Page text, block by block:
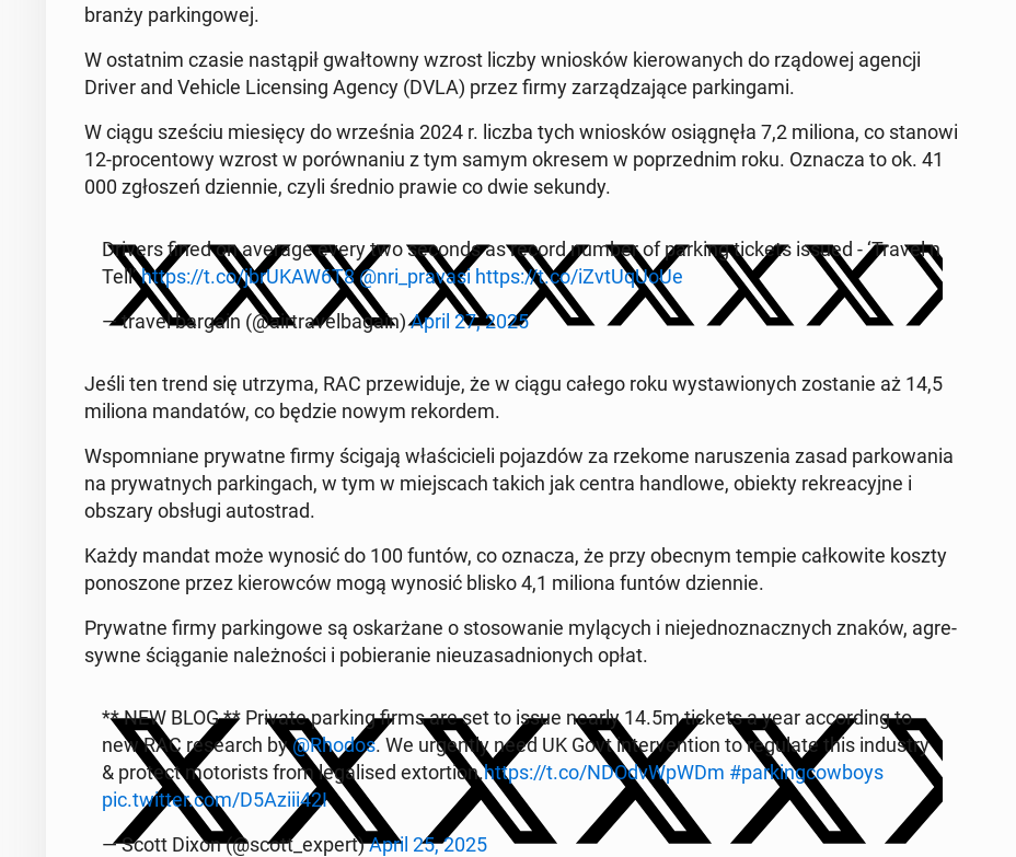
branży par­kin­go­wej.
W ostat­nim czasie na­stą­pił gwał­tow­ny wzrost liczby wnio­sków kie­ro­wa­nych do rzą­do­wej agencji
Driver and Vehicle Li­cen­sing Agency (DVLA) przez firmy za­rzą­dza­ją­ce par­kin­ga­mi.
W ciągu sześciu mie­się­cy do wrze­śnia 2024 r. liczba tych wnio­sków osią­gnę­ła 7,2 miliona, co stanowi
12-pro­cen­to­wy wzrost w po­rów­na­niu z tym samym okresem w po­przed­nim roku. Oznacza to ok. 41
000 zgło­szeń dzien­nie, czyli średnio prawie co dwie sekundy.
Drivers fined on average every two seconds as record number of parking tickets issued - ‘Travel n
Tell’https://t.co/jbrUKAW6T8⁦@nri_pravasi https://t.co/iZvtU­qU­oUe
— travel bargain (@air­tra­vel­ba­ga­in)April 27, 2025
Jeśli ten trend się utrzyma, RAC prze­wi­du­je, że w ciągu całego roku wy­sta­wio­nych zo­sta­nie aż 14,5
miliona man­da­tów, co będzie nowym re­kor­dem.
Wspo­mnia­ne pry­wat­ne firmy ścigają wła­ści­cie­li po­jaz­dów za rzekome na­ru­sze­nia zasad par­ko­wa­nia
na pry­wat­nych par­kin­gach, w tym w miej­scach takich jak centra han­dlo­we, obiekty re­kre­acyj­ne i
obszary obsługi au­to­strad.
Każdy mandat może wynosić do 100 funtów, co oznacza, że przy obecnym tempie cał­ko­wi­te koszty
po­no­szo­ne przez kie­row­ców mogą wynosić blisko 4,1 miliona funtów dzien­nie.
Pry­wat­ne firmy par­kin­go­we są oskar­ża­ne o sto­so­wa­nie my­lą­cych i nie­jed­no­znacz­nych znaków, agre­
syw­ne ścią­ga­nie na­leż­no­ści i po­bie­ra­nie nie­uza­sad­nio­nych opłat.
** NEW BLOG ** Private parking firms are set to issue nearly 14.5m tickets a year ac­cor­ding to
new RAC re­se­arch by@Rhodos. We urgen­tly need UK Govt in­te­rven­tion to re­gu­la­te this in­du­stry
& protect mo­to­ri­sts from le­ga­li­sed extor­tion.https://t.co/NDO­dvW­pWDm #par­king­cow­boys
pic.twitter.com/D5Aziii42I
— Scott Dixon (@scott_expert)April 25, 2025